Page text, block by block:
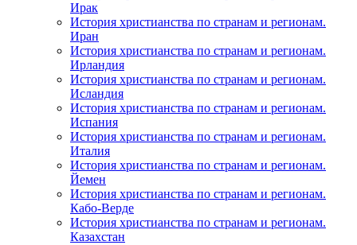
Ирак
История христианства по странам и регионам.
Иран
История христианства по странам и регионам.
Ирландия
История христианства по странам и регионам.
Исландия
История христианства по странам и регионам.
Испания
История христианства по странам и регионам.
Италия
История христианства по странам и регионам.
Йемен
История христианства по странам и регионам.
Кабо-Верде
История христианства по странам и регионам.
Казахстан